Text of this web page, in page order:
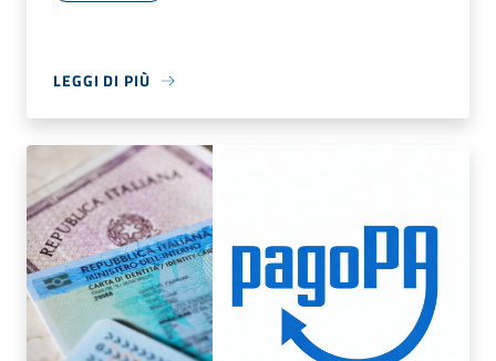
LEGGI DI PIÙ